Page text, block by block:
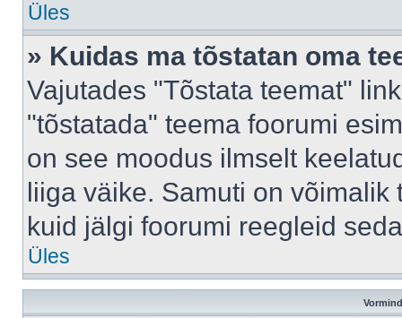
Üles
» Kuidas ma tõstatan oma
Vajutades "Tõstata teemat"
"tõstatada" teema foorumi
on see moodus ilmselt
liiga väike. Samuti on
kuid jälgi foorumi reegleid
Üles